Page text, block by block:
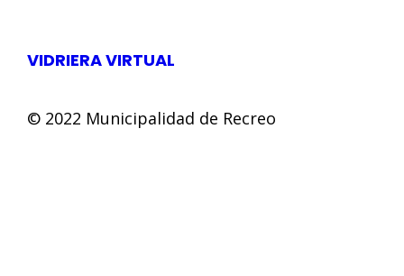
VIDRIERA VIRTUAL
© 2022 Municipalidad de Recreo